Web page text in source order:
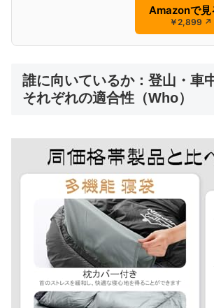
Amazonで見
￥2,899 ↗
誰に向いているか：登山・車
それぞれの適合性（Who）